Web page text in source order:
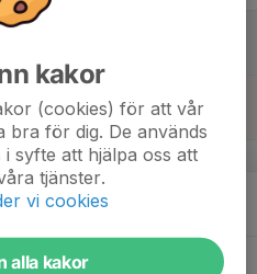
v.4
kakor
(cookies) för att vår
bra för dig. De används
syfte att hjälpa oss att
tjänster.
vi cookies
alla kakor